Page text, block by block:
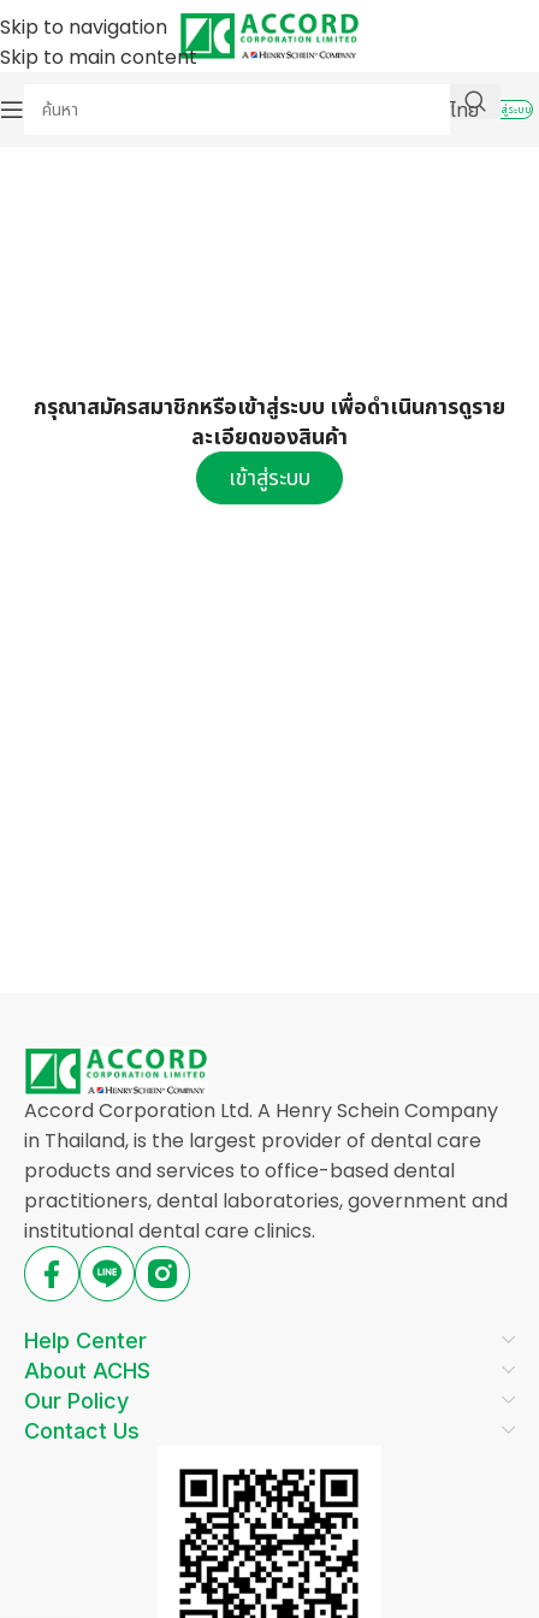
Skip to navigation
Skip to main content
ไทย
เข้าสู่ระบบ
กรุณาสมัครสมาชิกหรือเข้าสู่ระบบ เพื่อดำเนินการดูราย
ละเอียดของสินค้า
เข้าสู่ระบบ
Accord Corporation Ltd. A Henry Schein Company
in Thailand, is the largest provider of dental care
products and services to office-based dental
practitioners, dental laboratories, government and
institutional dental care clinics.
Help Center
About ACHS
Our Policy
Contact Us